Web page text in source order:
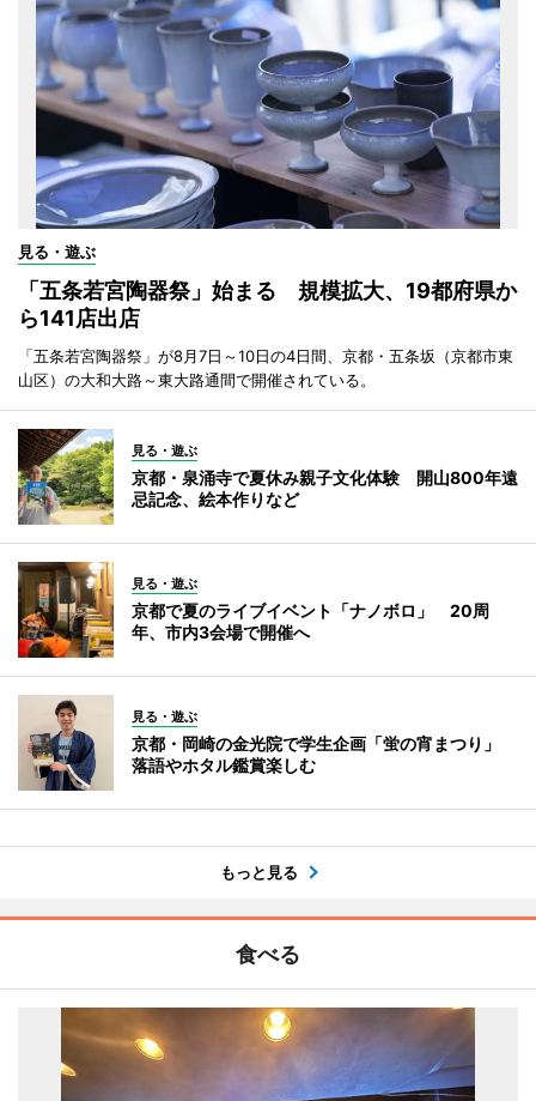
見る・遊ぶ
「五条若宮陶器祭」始まる 規模拡大、19都府県か
ら141店出店
「五条若宮陶器祭」が8月7日～10日の4日間、京都・五条坂（京都市東
山区）の大和大路～東大路通間で開催されている。
見る・遊ぶ
京都・泉涌寺で夏休み親子文化体験 開山800年遠
忌記念、絵本作りなど
見る・遊ぶ
京都で夏のライブイベント「ナノボロ」 20周
年、市内3会場で開催へ
見る・遊ぶ
京都・岡崎の金光院で学生企画「蛍の宵まつり」
落語やホタル鑑賞楽しむ
もっと見る
食べる